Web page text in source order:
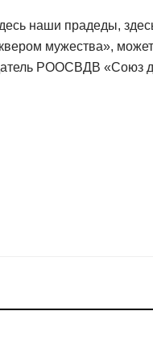
наши прадеды,
мужества»,
РООСВДВ «Союз